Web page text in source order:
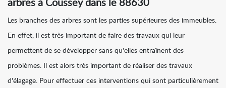
arbres à Coussey dans le 88630
Les branches des arbres sont les parties supérieures des immeubles.
En effet, il est très important de faire des travaux qui leur
permettent de se développer sans qu'elles entraînent des
problèmes. Il est alors très important de réaliser des travaux
d'élagage. Pour effectuer ces interventions qui sont particulièrement